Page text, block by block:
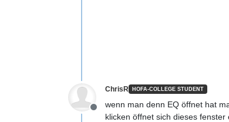
Offline
ChrisR HOFA-COLLEGE STUDENT
wenn man denn EQ öffnet hat
klicken öffnet sich dieses